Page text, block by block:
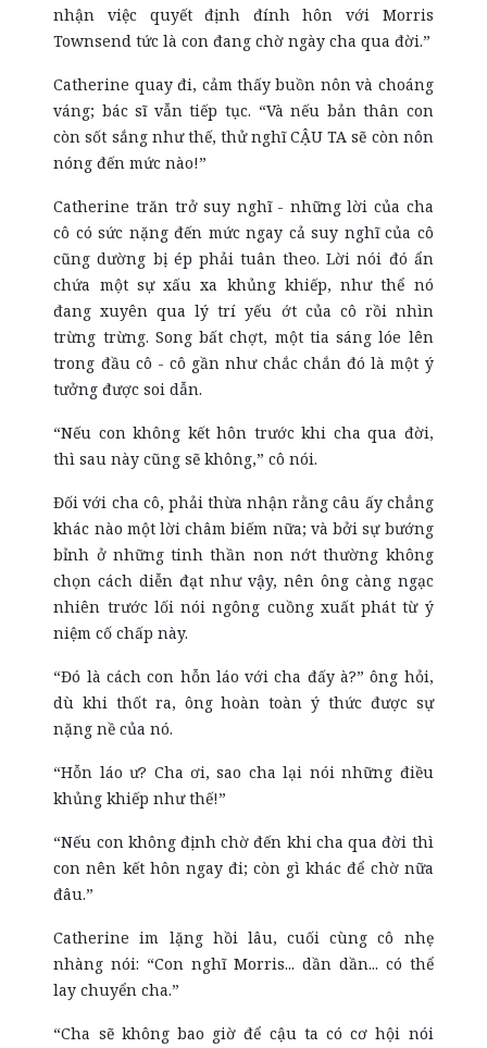
nhận việc quyết định đính hôn với Morris
Townsend tức là con đang chờ ngày cha qua đời.”
Catherine quay đi, cảm thấy buồn nôn và choáng
váng; bác sĩ vẫn tiếp tục. “Và nếu bản thân con
còn sốt sắng như thế, thử nghĩ CẬU TA sẽ còn nôn
nóng đến mức nào!”
Catherine trăn trở suy nghĩ - những lời của cha
cô có sức nặng đến mức ngay cả suy nghĩ của cô
cũng dường bị ép phải tuân theo. Lời nói đó ẩn
chứa một sự xấu xa khủng khiếp, như thể nó
đang xuyên qua lý trí yếu ớt của cô rồi nhìn
trừng trừng. Song bất chợt, một tia sáng lóe lên
trong đầu cô - cô gần như chắc chắn đó là một ý
tưởng được soi dẫn.
“Nếu con không kết hôn trước khi cha qua đời,
thì sau này cũng sẽ không,” cô nói.
Đối với cha cô, phải thừa nhận rằng câu ấy chẳng
khác nào một lời châm biếm nữa; và bởi sự bướng
bỉnh ở những tinh thần non nớt thường không
chọn cách diễn đạt như vậy, nên ông càng ngạc
nhiên trước lối nói ngông cuồng xuất phát từ ý
niệm cố chấp này.
“Đó là cách con hỗn láo với cha đấy à?” ông hỏi,
dù khi thốt ra, ông hoàn toàn ý thức được sự
nặng nề của nó.
“Hỗn láo ư? Cha ơi, sao cha lại nói những điều
khủng khiếp như thế!”
“Nếu con không định chờ đến khi cha qua đời thì
con nên kết hôn ngay đi; còn gì khác để chờ nữa
đâu.”
Catherine im lặng hồi lâu, cuối cùng cô nhẹ
nhàng nói: “Con nghĩ Morris... dần dần... có thể
lay chuyển cha.”
“Cha sẽ không bao giờ để cậu ta có cơ hội nói